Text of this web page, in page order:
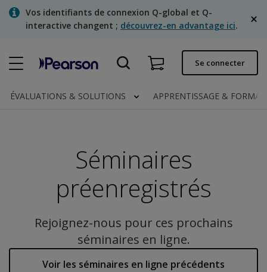
SkipVos identifiants de connexion Q-global et Q-
interactive changent ; découvrez-en advantage ici.
Commande rapide Se connecter
ÉVALUATIONS & SOLUTIONS APPRENTISSAGE &
Séminaires
préenregistrés
Rejoignez-nous pour ces prochains
séminaires en ligne.
Voir les séminaires en ligne précédents